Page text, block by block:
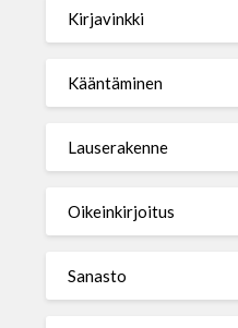
Kirjavinkki
Kääntäminen
Lauserakenne
Oikeinkirjoitus
Sanasto